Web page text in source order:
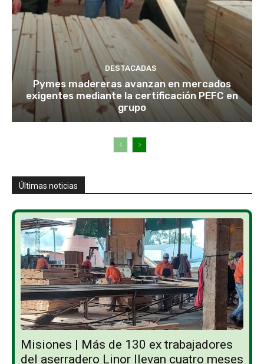
DESTACADAS
Pymes madereras avanzan en mercados
exigentes mediante la certificación PEFC en
grupo
Últimas noticias
Misiones | Más de 130 ex trabajadores
del aserradero Linor llevan cuatro meses